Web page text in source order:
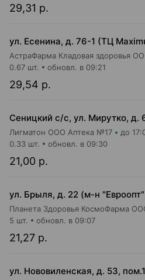
29,31 р.
29,54 р.
0.67 шт. обновл. в 09:21
Лигматон ООО Аптека №17 до
21,00 р.
0.33 шт. обновл. в 09:30
ул. Брыля, д. 22 (м-н
21,27 р.
5 шт. обновл. в 09:07
ул. Нововиленская, д. 53,